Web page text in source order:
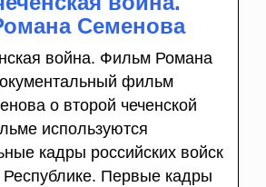
Семенова
война. Фильм Романа
фильм
о второй чеченской
используются
кадры российских войск
Республике. Первые кадры